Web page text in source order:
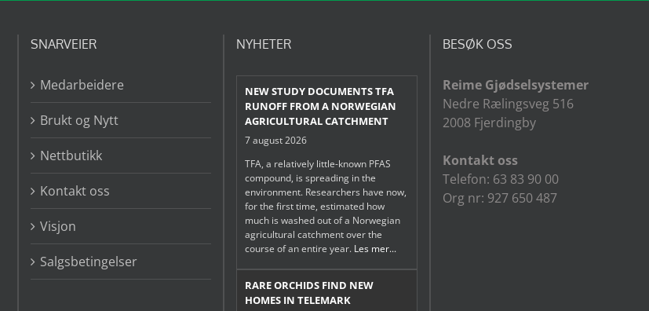
SNARVEIER
Medarbeidere
Brukt og Nytt
Nettbutikk
Kontakt oss
Visjon
Salgsbetingelser
NYHETER
NEW STUDY DOCUMENTS TFA
RUNOFF FROM A NORWEGIAN
AGRICULTURAL CATCHMENT
7 august 2026
TFA, a relatively little-known PFAS
compound, is spreading in the
environment. Researchers have now,
for the first time, estimated how
much is washed out of a Norwegian
agricultural catchment over the
course of an entire year. Les mer...
RARE ORCHIDS FIND NEW
HOMES IN TELEMARK
BESØK OSS
Reime Gjødselsystemer
Nedre Rælingsveg 516
2008 Fjerdingby
Kontakt oss
Telefon: 63 83 90 00
Org nr: 927 650 487